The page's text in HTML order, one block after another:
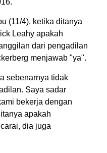
(11/4), ketika ditanya
Leahy apakah
dari pengadilan
menjawab "ya".
sebenarnya tidak
Saya sadar
bekerja dengan
apakah
dia juga